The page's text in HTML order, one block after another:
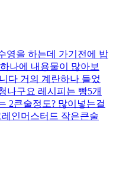
영을 하는데 가기전에 밥
나에 내용물이 많아보
다 거의 계란하나 들었
나구요 레시피는 빵5개
2큰술정도? 많이넣는걸
인머스터드 작은큰술